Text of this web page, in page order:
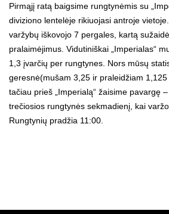
Pirmąjį ratą baigsime rungtynėmis su
diviziono lentelėje rikiuojasi antroje
varžybų iškovojo 7 pergales, kartą
pralaimėjimus. Vidutiniškai „Imperialas“
1,3 įvarčių per rungtynes. Nors mūsų
geresnė(mušam 3,25 ir praleidžiam 1,125
tačiau prieš „Imperialą“ žaisime pavargę
trečiosios rungtynės sekmadienį, kai
Rungtynių pradžia 11:00.